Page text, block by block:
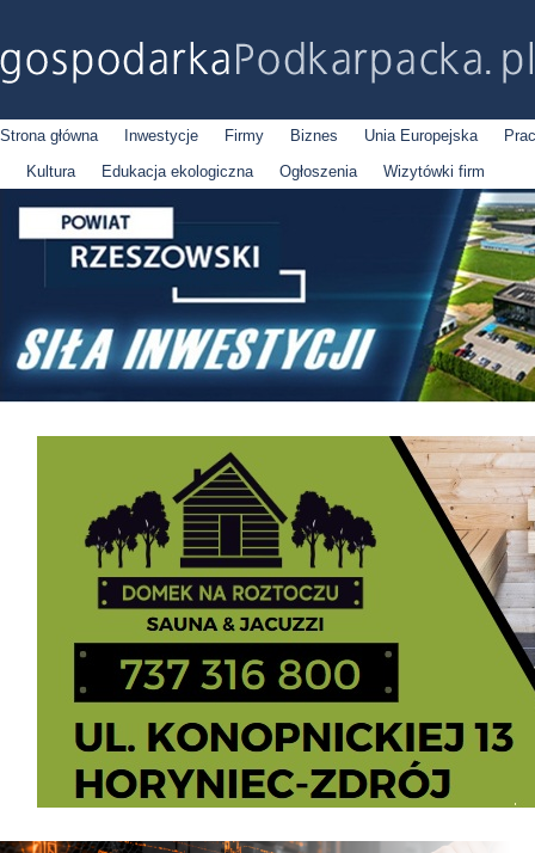
Strona główna Inwestycje Firmy Biznes Unia Europejska
Kultura
Edukacja ekologiczna Ogłoszenia Wizytówki firm